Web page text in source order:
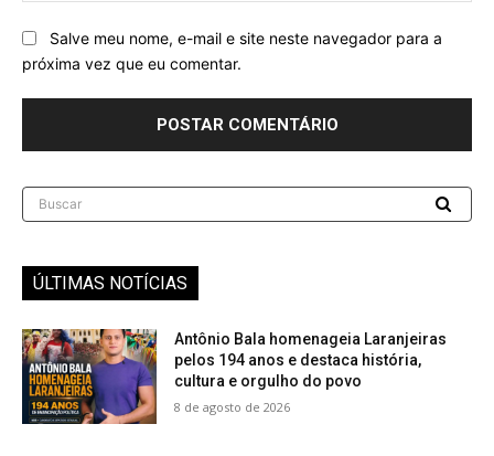
Salve meu nome, e-mail e site neste navegador para a
próxima vez que eu comentar.
Buscar
ÚLTIMAS NOTÍCIAS
Antônio Bala homenageia Laranjeiras
pelos 194 anos e destaca história,
cultura e orgulho do povo
8 de agosto de 2026